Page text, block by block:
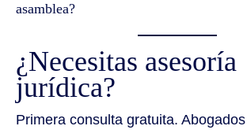
asamblea?
¿Necesitas asesoría
jurídica?
Primera consulta gratuita. Abogados